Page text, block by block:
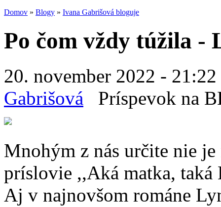
Domov » Blogy » Ivana Gabrišová bloguje
Po čom vždy túžila -
20. november 2022 -
Gabrišová Príspevok na
Mnohým z nás určite nie je
príslovie ,,Aká matka, taká
Aj v najnovšom románe